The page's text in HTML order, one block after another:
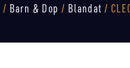
/ Barn & Dop / Blandat /